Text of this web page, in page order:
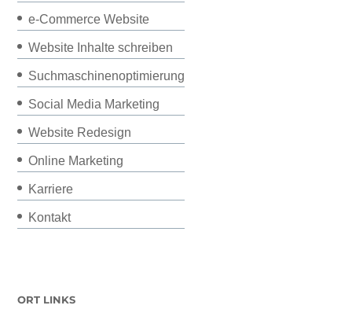
e-Commerce Website
Website Inhalte schreiben
Suchmaschinenoptimierung
Social Media Marketing
Website Redesign
Online Marketing
Karriere
Kontakt
ORT LINKS